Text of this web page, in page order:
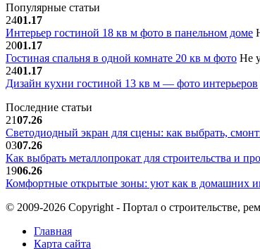
Популярные статьи
2401.17
Интерьер гостиной 18 кв м фото в панельном доме
2001.17
Гостиная спальня в одной комнате 20 кв м фото Не
2401.17
Дизайн кухни гостиной 13 кв м — фото интерьеров
Последние статьи
2107.26
Светодиодный экран для сцены: как выбрать,
0307.26
Как выбрать металлопрокат для строительства и
1906.26
Комфортные открытые зоны: уют как в домашних
© 2009-2026 Copyright - Портал о строительстве,
Главная
Карта сайта